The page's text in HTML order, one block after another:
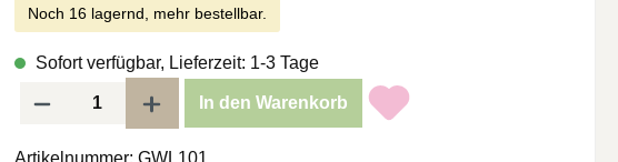
Noch 16 lagernd, mehr bestellbar.
Sofort verfügbar, Lieferzeit: 1-3 Tage
Produkt Anzahl: Gib den gewünschten Wert ein oder benutze die Schaltflächen um
In den Warenkorb
Artikelnummer: GWL101